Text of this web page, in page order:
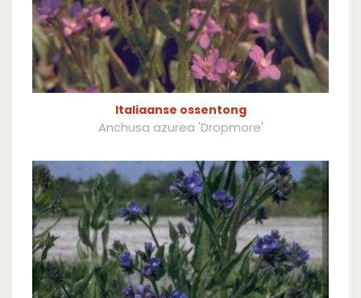
Italiaanse ossentong
Anchusa azurea 'Dropmore'